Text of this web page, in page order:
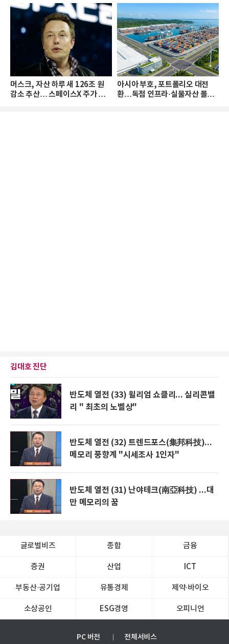
머스크, 자산 하루 새 126조 원
감소 추산… 스페이스X 주가 하
아시아 부호, 포트폴리오 대전
환…독점 인프라·실물자산 몰린
김대호 진단
반도체 열전 (33) 윌리엄 쇼클리... 실리콘밸
리 " 최초의 노벨상"
반도체 열전 (32) 트렌드포스(集邦科技)...
메모리 풍향계 "시세조사 1인자"
반도체 열전 (31) 난야테크(南亞科技) ...대
만 메모리의 꿈
글로벌비즈 종합 금융
증권 산업 ICT
부동산·공기업 유통경제 제약∙바이오
소상공인 ESG경영 오피니언
PC 버전 전체서비스